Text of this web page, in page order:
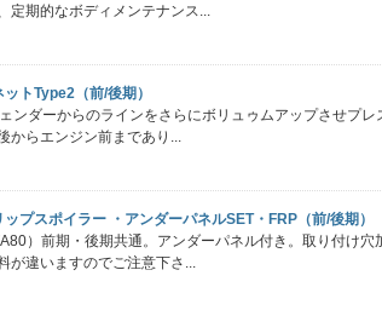
定期的なボディメンテナンス...
トType2（前/後期）
ンダーからのラインをさらにボリュゥムアップさせプ
からエンジン前まであり...
プスポイラー ・アンダーパネルSET・FRP（前/後期）
）前期・後期共通。アンダーパネル付き。取り付け
が違いますのでご注意下さ...